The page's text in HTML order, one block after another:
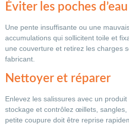
Éviter les poches d’eau
Une pente insuffisante ou une
accumulations qui sollicitent toile et
une couverture et retirez les charges
fabricant.
Nettoyer et réparer
Enlevez les salissures avec un
stockage et contrôlez œillets, sangles,
petite coupure doit être reprise